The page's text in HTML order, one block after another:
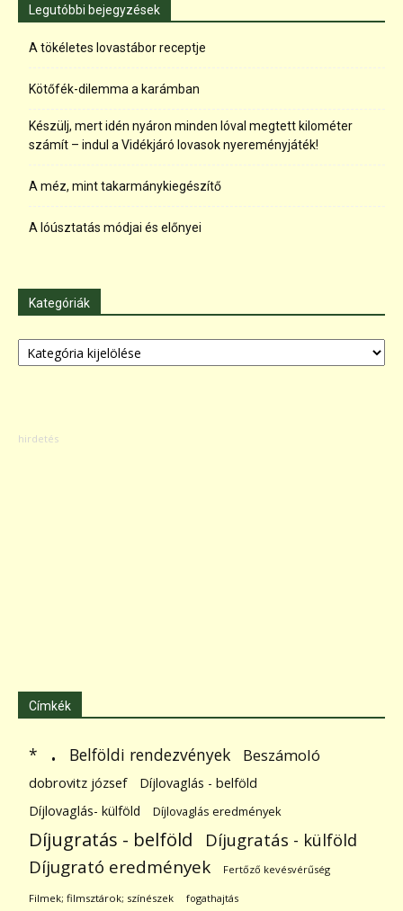
Legutóbbi bejegyzések
A tökéletes lovastábor receptje
Kötőfék-dilemma a karámban
Készülj, mert idén nyáron minden lóval megtett kilométer
számít – indul a Vidékjáró lovasok nyereményjáték!
A méz, mint takarmánykiegészítő
A lóúsztatás módjai és előnyei
Kategóriák
Kategóriák
Címkék
* . Belföldi rendezvények Beszámoló
dobrovitz józsef
Díjlovaglás - belföld
Díjlovaglás- külföld
Díjlovaglás eredmények
Díjugratás - belföld Díjugratás - külföld
Díjugrató eredmények Fertőző kevésvérűség
Filmek; filmsztárok; színészek fogathajtás